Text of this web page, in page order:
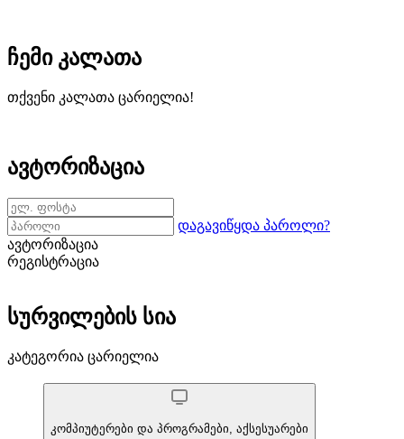
ჩემი კალათა
თქვენი კალათა ცარიელია!
ავტორიზაცია
დაგავიწყდა პაროლი?
ავტორიზაცია
რეგისტრაცია
სურვილების სია
კატეგორია ცარიელია
კომპიუტერები და პროგრამები, აქსესუარები